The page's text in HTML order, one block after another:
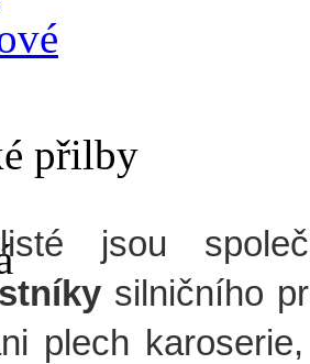
přilby
jsou
silničního
plech